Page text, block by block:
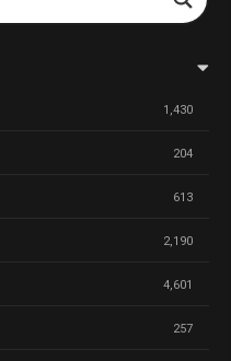
1,430
204
613
2,190
4,601
257